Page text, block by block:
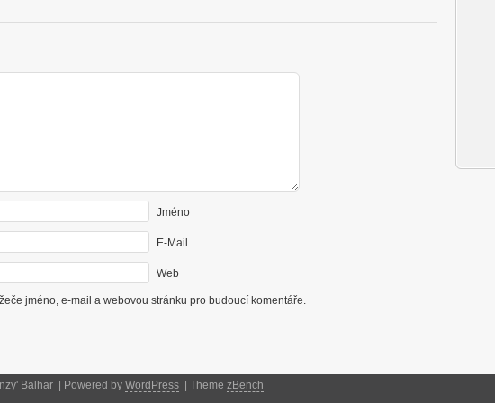
Jméno
E-Mail
Web
jméno, e-mail a webovou stránku pro budoucí komentáře.
Balhar | Powered by WordPress | Theme zBench